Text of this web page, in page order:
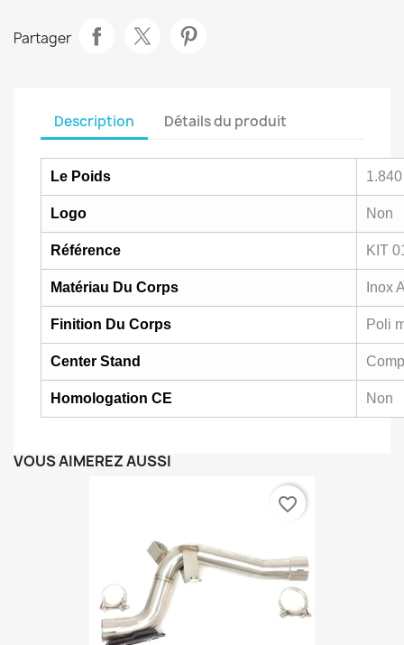
Partager
Description Détails du produit
Le Poids 1.840
Logo Non
Référence KIT
Matériau Du Corps Inox
Finition Du Corps Poli
Center Stand
Homologation CE Non
VOUS AIMEREZ AUSSI
favorite_border